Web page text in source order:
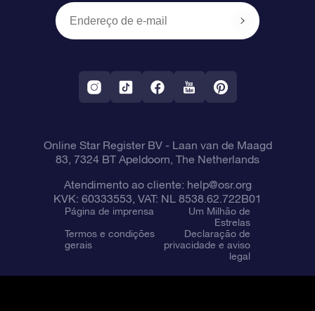
OSR Starsaver
Aplicativo RV Fly me to the stars
Política de devolução
Constelações
Online Star Register BV- Laan van de Maagd
83, 7324 BT Apeldoorn, The Netherlands
Atendimento ao cliente: help@osr.org
KVK: 60333553, VAT: NL 8538.62.722B01
Página de imprensa
Um Milhão de
Estrelas
Termos e condições
gerais
Declaração de
privacidade e aviso
legal